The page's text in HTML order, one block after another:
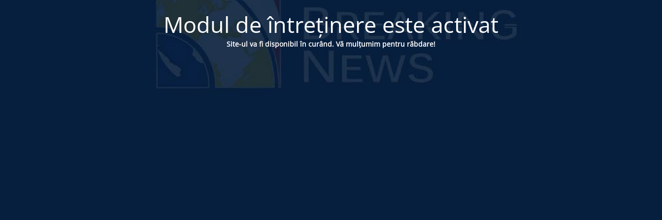
Modul de întreținere este activat
Site-ul va fi disponibil în curând. Vă mulțumim pentru răbdare!